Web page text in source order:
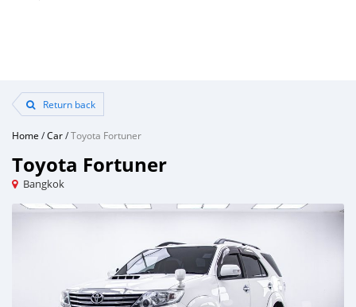
Return back
Home /Car/Toyota Fortuner
Toyota Fortuner
Bangkok